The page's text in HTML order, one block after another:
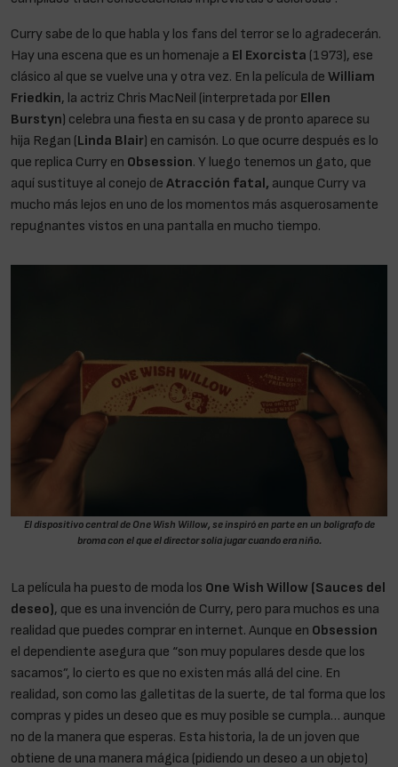
Curry sabe de lo que habla y los fans del terror se lo agradecerán.
Hay una escena que es un homenaje a El Exorcista (1973), ese
clásico al que se vuelve una y otra vez. En la película de William
Friedkin, la actriz Chris MacNeil (interpretada por Ellen
Burstyn) celebra una fiesta en su casa y de pronto aparece su
hija Regan (Linda Blair) en camisón. Lo que ocurre después es lo
que replica Curry en Obsession. Y luego tenemos un gato, que
aquí sustituye al conejo de Atracción fatal, aunque Curry va
mucho más lejos en uno de los momentos más asquerosamente
repugnantes vistos en una pantalla en mucho tiempo.
El dispositivo central de One Wish Willow, se inspiró en parte en un bolígrafo de
broma con el que el director solía jugar cuando era niño.
La película ha puesto de moda los One Wish Willow (Sauces del
deseo), que es una invención de Curry, pero para muchos es una
realidad que puedes comprar en internet. Aunque en Obsession
el dependiente asegura que “son muy populares desde que los
sacamos”, lo cierto es que no existen más allá del cine. En
realidad, son como las galletitas de la suerte, de tal forma que los
compras y pides un deseo que es muy posible se cumpla… aunque
no de la manera que esperas. Esta historia, la de un joven que
obtiene de una manera mágica (pidiendo un deseo a un objeto)